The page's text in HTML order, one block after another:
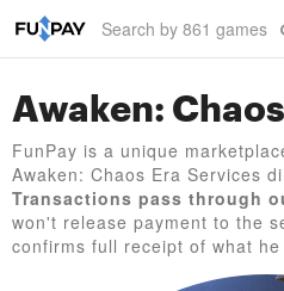
Awaken:
FunPay is a unique
Awaken: Chaos Era Services
Transactions pass through
won't release payment to the
confirms full receipt of what